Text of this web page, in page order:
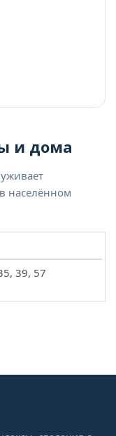
и дома
населённом
39, 57